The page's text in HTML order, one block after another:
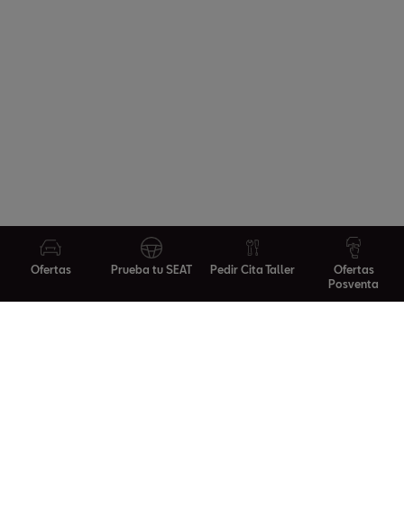
Ofertas Prueba tu SEAT Pedir Cita Taller
Ofertas
Posventa